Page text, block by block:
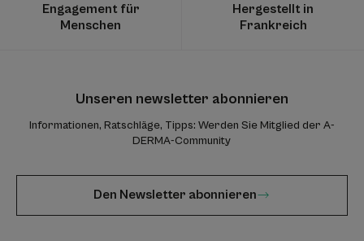
Engagement für
Menschen
Hergestellt in
Frankreich
Unseren newsletter abonnieren
Informationen, Ratschläge, Tipps: Werden Sie Mitglied der A-
DERMA-Community
Den Newsletter abonnieren